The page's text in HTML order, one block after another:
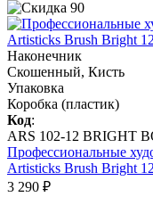
Наконечник
Скошенный, Кисть
Упаковка
Коробка (пластик)
Код:
ARS 102-12 BRIGHT
Профессиональные
Artisticks Brush Bright
3 290 ₽